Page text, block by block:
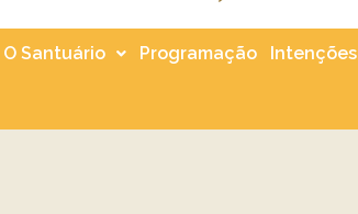
O Santuário Programação Intenções